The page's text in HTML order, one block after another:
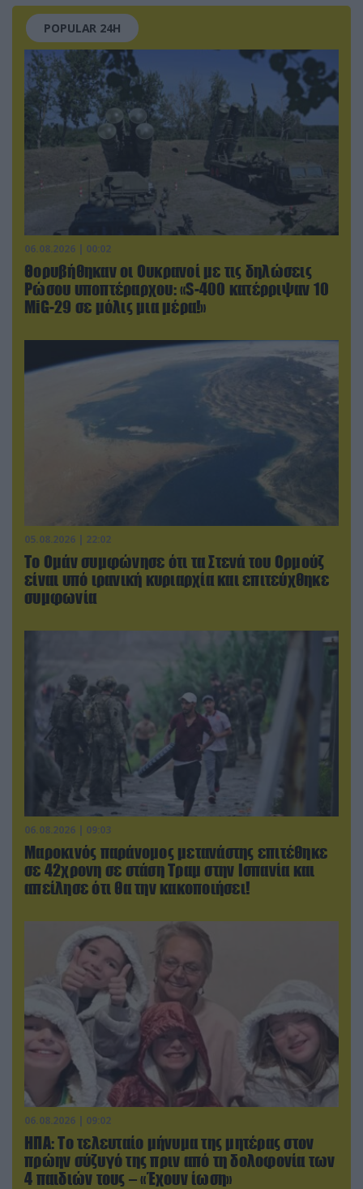
POPULAR 24H
06.08.2026 | 00:02
Θορυβήθηκαν οι Ουκρανοί με τις δηλώσεις
Ρώσου υποπτέραρχου: «S-400 κατέρριψαν 10
MiG-29 σε μόλις μια μέρα!»
05.08.2026 | 22:02
Το Ομάν συμφώνησε ότι τα Στενά του Ορμούζ
είναι υπό ιρανική κυριαρχία και επιτεύχθηκε
συμφωνία
06.08.2026 | 09:03
Μαροκινός παράνομος μετανάστης επιτέθηκε
σε 42χρονη σε στάση Τραμ στην Ισπανία και
απείλησε ότι θα την κακοποιήσει!
06.08.2026 | 09:02
ΗΠΑ: Το τελευταίο μήνυμα της μητέρας στον
πρώην σύζυγό της πριν από τη δολοφονία των
4 παιδιών τους – «Έχουν ίωση»